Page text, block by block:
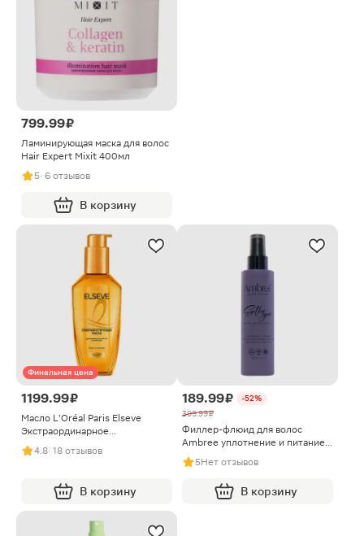
799.99 ₽
Ламинирующая маска для волос
Hair Expert Mixit 400мл
5· 6 отзывов
В корзину
Финальная цена
1199.99 ₽
Масло L’Oréal Paris Elseve
Экстраординарное
совершенствующее для сухих
волос 100мл
4.8· 18 отзывов
В корзину
189.99 ₽
-52%
399.99 ₽
Филлер-флюид для волос
Ambree уплотнение и питание
150мл
5Нет отзывов
В корзину